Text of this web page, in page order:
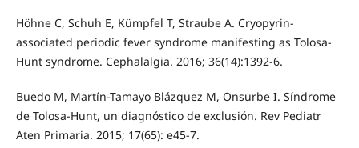
Höhne C, Schuh E, Kümpfel T, Straube A. Cryopyrin-
associated periodic fever syndrome manifesting as Tolosa-
Hunt syndrome. Cephalalgia. 2016; 36(14):1392-6.
Buedo M, Martín-Tamayo Blázquez M, Onsurbe I. Síndrome
de Tolosa-Hunt, un diagnóstico de exclusión. Rev Pediatr
Aten Primaria. 2015; 17(65): e45-7.